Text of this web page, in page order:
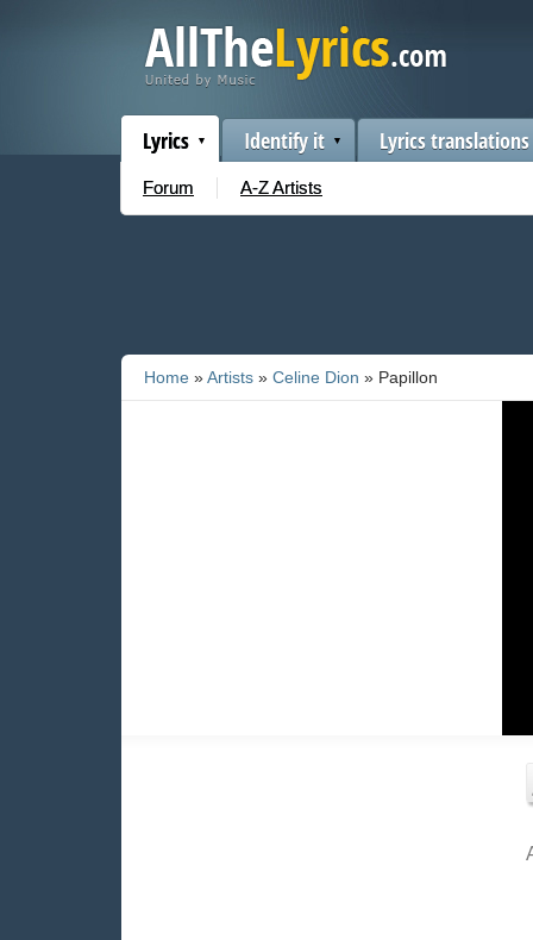
Lyrics
Forum A-Z Artists
Identify it Lyrics translations
Home »Artists » Celine Dion » Papillon